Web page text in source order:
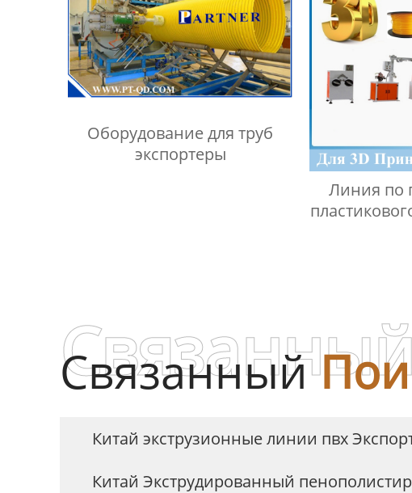
Оборудование для труб
экспортеры
Линия по
Связанный
Китай экструзионные линии пвх
Китай Экструдированный